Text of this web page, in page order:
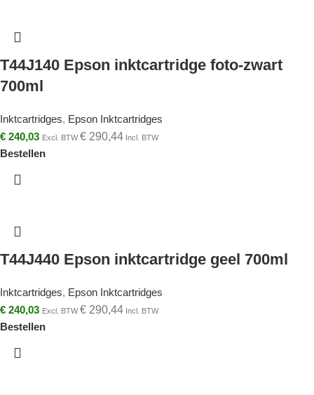
T44J140 Epson inktcartridge foto-zwart
700ml
Inktcartridges, Epson Inktcartridges
€ 240,03 Excl. BTW€ 290,44 Incl. BTW
Bestellen
T44J440 Epson inktcartridge geel 700ml
Inktcartridges, Epson Inktcartridges
€ 240,03 Excl. BTW€ 290,44 Incl. BTW
Bestellen